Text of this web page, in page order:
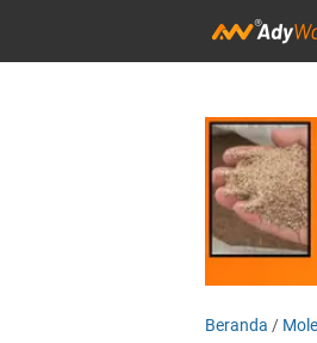
Beranda /